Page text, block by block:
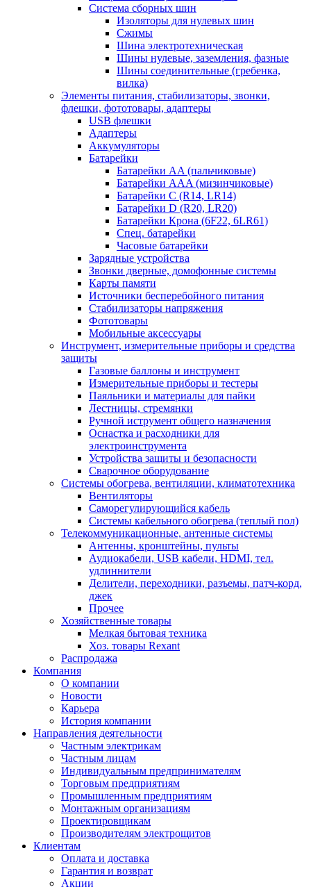
Система сборных шин
Изоляторы для нулевых шин
Сжимы
Шина электротехническая
Шины нулевые, заземления, фазные
Шины соединительные (гребенка,
вилка)
Элементы питания, стабилизаторы, звонки,
флешки, фототовары, адаптеры
USB флешки
Адаптеры
Аккумуляторы
Батарейки
Батарейки AA (пальчиковые)
Батарейки AAA (мизинчиковые)
Батарейки C (R14, LR14)
Батарейки D (R20, LR20)
Батарейки Крона (6F22, 6LR61)
Спец. батарейки
Часовые батарейки
Зарядные устройства
Звонки дверные, домофонные системы
Карты памяти
Источники бесперебойного питания
Стабилизаторы напряжения
Фототовары
Мобильные аксессуары
Инструмент, измерительные приборы и средства
защиты
Газовые баллоны и инструмент
Измерительные приборы и тестеры
Паяльники и материалы для пайки
Лестницы, стремянки
Ручной иструмент общего назначения
Оснастка и расходники для
электроинструмента
Устройства защиты и безопасности
Сварочное оборудование
Системы обогрева, вентиляции, климатотехника
Вентиляторы
Саморегулирующийся кабель
Системы кабельного обогрева (теплый пол)
Телекоммуникационные, антенные системы
Антенны, кронштейны, пульты
Аудиокабели, USB кабели, HDMI, тел.
удлиннители
Делители, переходники, разъемы, патч-корд,
джек
Прочее
Хозяйственные товары
Мелкая бытовая техника
Хоз. товары Rexant
Распродажа
Компания
О компании
Новости
Карьера
История компании
Направления деятельности
Частным электрикам
Частным лицам
Индивидуальным предпринимателям
Торговым предприятиям
Промышленным предприятиям
Монтажным организациям
Проектировщикам
Производителям электрощитов
Клиентам
Оплата и доставка
Гарантия и возврат
Акции